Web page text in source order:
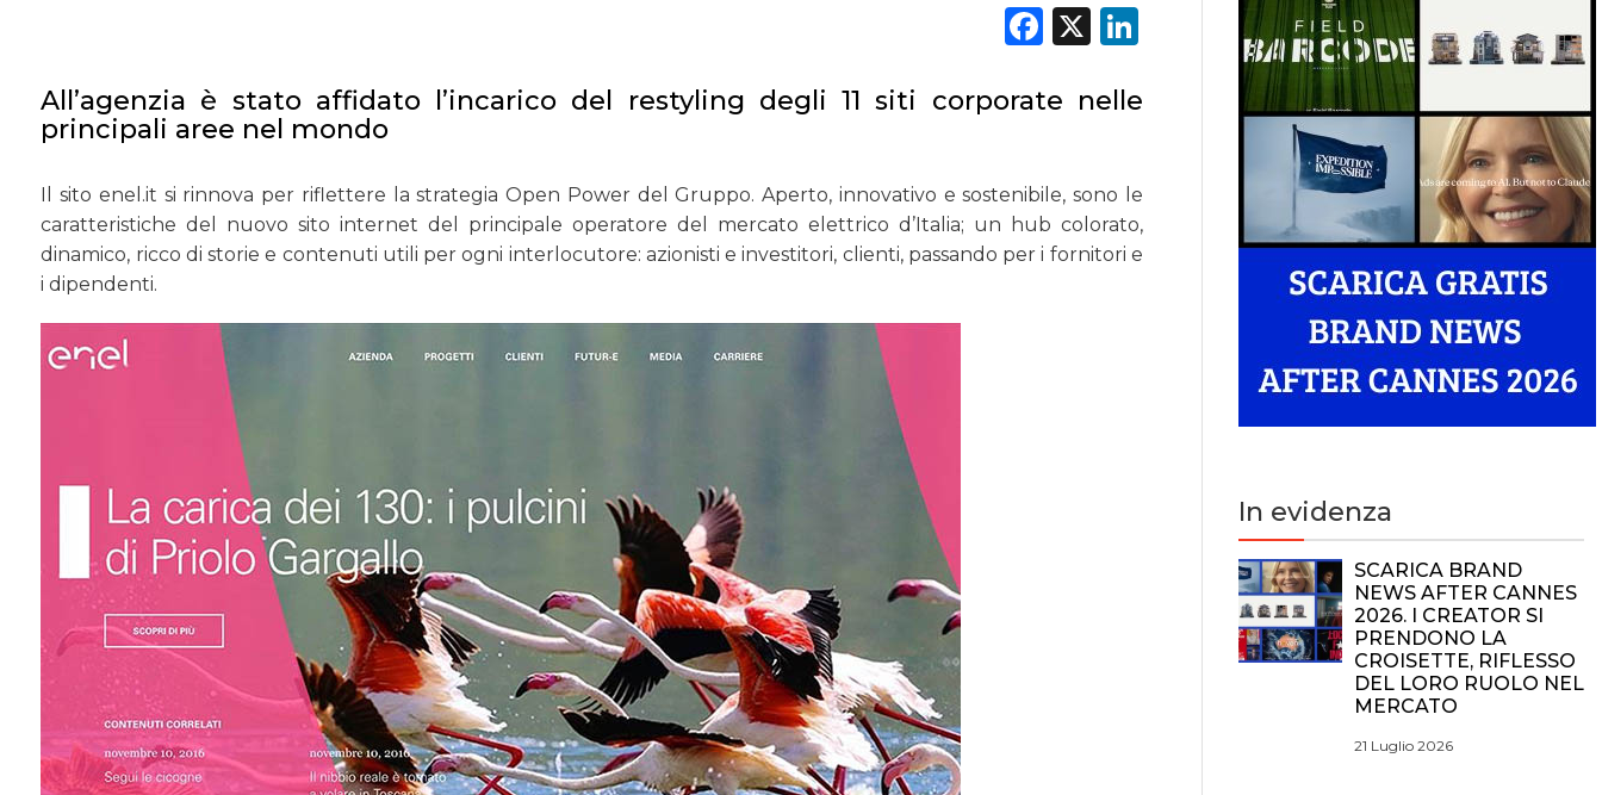
PREVISIONI/SCENARI
TREND
Facebook
X LinkedIn
All’agenzia è stato affidato l’incarico del restyling degli 11 siti corporate nelle
principali aree nel mondo
Il sito enel.it si rinnova per riflettere la strategia Open Power del Gruppo. Aperto, innovativo e sostenibile, sono le
caratteristiche del nuovo sito internet del principale operatore del mercato elettrico d’Italia; un hub colorato,
dinamico, ricco di storie e contenuti utili per ogni interlocutore: azionisti e investitori, clienti, passando per i fornitori e
i dipendenti.
In evidenza
SCARICA BRAND
NEWS AFTER CANNES
2026. I CREATOR SI
PRENDONO LA
CROISETTE, RIFLESSO
DEL LORO RUOLO NEL
MERCATO
21 Luglio 2026